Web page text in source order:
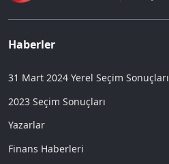
Haberler
31 Mart 2024 Yerel Seçim Sonuçları
2023 Seçim Sonuçları
Yazarlar
Finans Haberleri